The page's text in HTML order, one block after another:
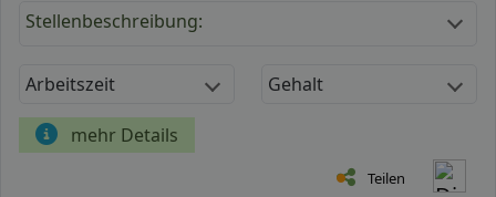
Stellenbeschreibung:
Arbeitszeit Gehalt
mehr Details
Teilen